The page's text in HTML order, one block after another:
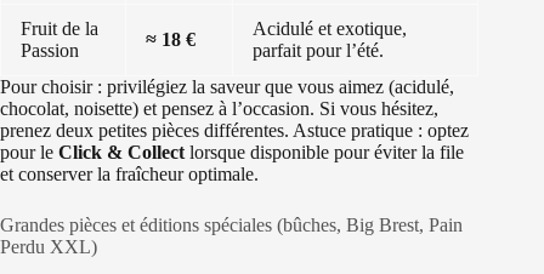
Fruit de la
Passion
≈ 18 €
Acidulé et exotique,
parfait pour l’été.
Pour choisir : privilégiez la saveur que vous aimez (acidulé,
chocolat, noisette) et pensez à l’occasion. Si vous hésitez,
prenez deux petites pièces différentes. Astuce pratique : optez
pour le Click & Collect lorsque disponible pour éviter la file
et conserver la fraîcheur optimale.
Grandes pièces et éditions spéciales (bûches, Big Brest, Pain
Perdu XXL)